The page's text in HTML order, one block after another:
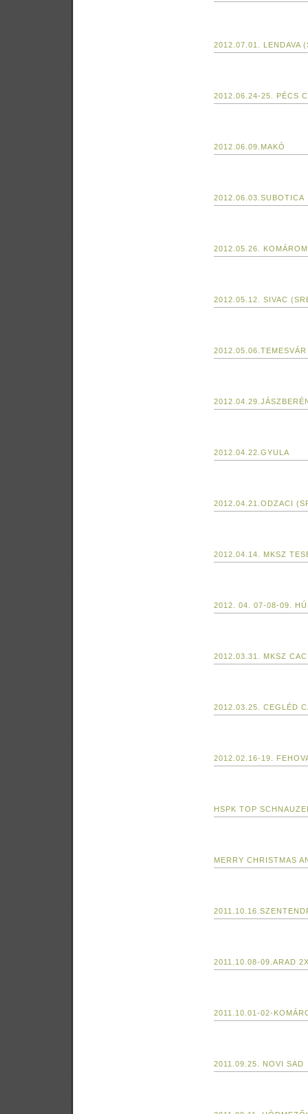
2012.07.01. LENDAVA
2012.06.24-25. PÉCS
2012.06.09.MAKÓ
2012.06.03.SUBOTICA
2012.05.26. KOMÁROM
2012.05.12. SIVAC
2012.05.06.TEMESVÁR
2012.04.22.GYULA
2012.04.21.ODZACI
2012.04.14. MKSZ
2012. 04. 07-08-09.
2012.03.31. MKSZ CAC
2012.03.25. CEGLÉD
2012.02.16-19.
HSPK TOP
MERRY CHRISTMAS
2011.10.08-09.ARAD
2011.10.01-02-
2011.09.25. NOVI SAD